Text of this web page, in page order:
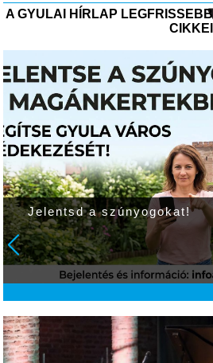
A GYULAI HÍRLAP LEGFRISSEBB
CIKKEI
Jelentsd a szúnyogokat!